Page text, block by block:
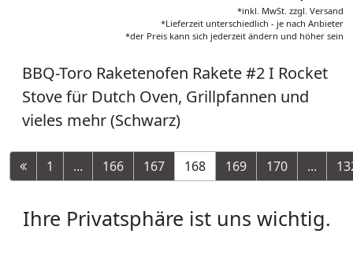
*inkl. MwSt. zzgl. Versand
*Lieferzeit unterschiedlich - je nach Anbieter
*der Preis kann sich jederzeit ändern und höher sein
BBQ-Toro Raketenofen Rakete #2 I Rocket
Stove für Dutch Oven, Grillpfannen und
vieles mehr (Schwarz)
1 ... 166 167 168 169 170 ...
Ihre Privatsphäre ist uns wichtig.